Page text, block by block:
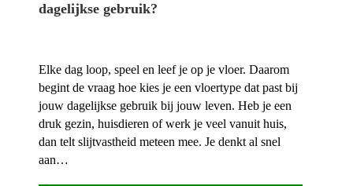
dagelijkse gebruik?
Elke dag loop, speel en leef je op je vloer.​ Daarom
begint de vraag hoe kies je een vloertype dat past bij
jouw dagelijkse gebruik bij jouw leven.​ Heb je een
druk gezin, huisdieren of werk je veel vanuit huis,
dan telt slijtvastheid meteen mee.​ Je denkt al snel
aan…